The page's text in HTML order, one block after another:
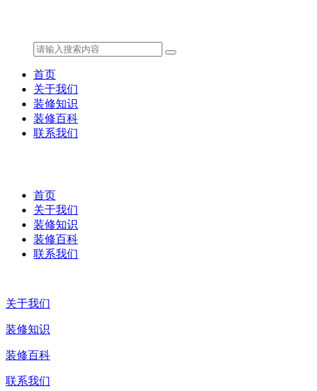
首页
关于我们
装修知识
装修百科
联系我们
首页
关于我们
装修知识
装修百科
联系我们
关于我们
装修知识
装修百科
联系我们